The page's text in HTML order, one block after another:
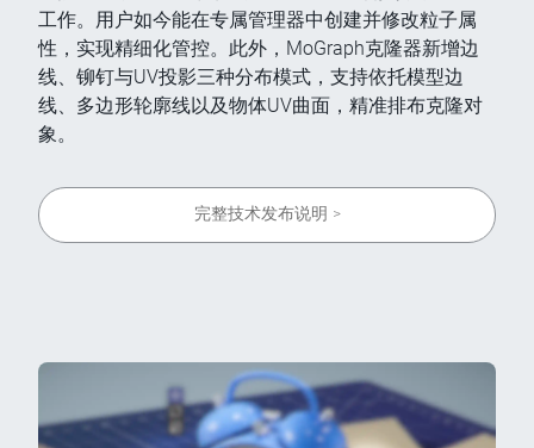
工作。用户如今能在专属管理器中创建并修改粒子属
性，实现精细化管控。此外，MoGraph克隆器新增边
线、铆钉与UV投影三种分布模式，支持依托模型边
线、多边形轮廓线以及物体UV曲面，精准排布克隆对
象。
完整技术发布说明 >